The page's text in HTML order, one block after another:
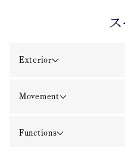
ス
Exterior
Movement
Functions